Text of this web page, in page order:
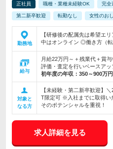
正社員 職種・業種未経験OK 完全
第二新卒歓迎 転勤なし 女性のお
勤務地
【研修後の配属先は希望エ
中はオンライン ◎働き方（
給与
月給22万円～＋残業代＋賞
評価・査定を行いベースアッ
初年度の年収： 350～900万円
対象と
なる方
【未経験・第二新卒歓迎】
T限定可 ※入社までに取得い
そのポテンシャルを重視！
求人詳細を見る